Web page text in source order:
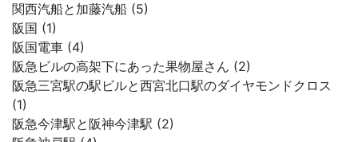
関西汽船と加藤汽船 (5)
阪国 (1)
阪国電車 (4)
阪急ビルの高架下にあった果物屋さん (2)
阪急三宮駅の駅ビルと西宮北口駅のダイヤモンドクロス
(1)
阪急今津駅と阪神今津駅 (2)